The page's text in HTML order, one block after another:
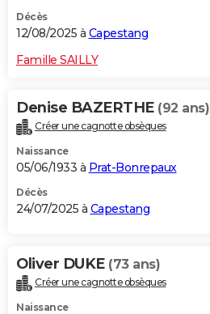
Décès
12/08/2025 à Capestang
Famille SAILLY
Denise BAZERTHE (92 ans)
Créer une cagnotte obsèques
Naissance
05/06/1933 à Prat-Bonrepaux
Décès
24/07/2025 à Capestang
Oliver DUKE (73 ans)
Créer une cagnotte obsèques
Naissance